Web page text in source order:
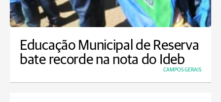
Educação Municipal de Reserva
bate recorde na nota do Ideb
CAMPOS GERAIS